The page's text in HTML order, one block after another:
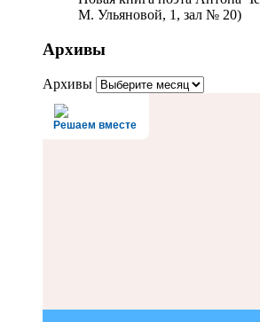
М. Ульяновой, 1, зал № 20)
Архивы
Архивы
Решаем вместе